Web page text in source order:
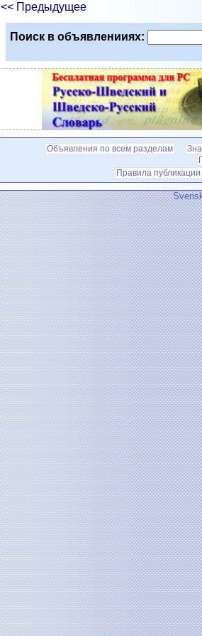
<< Предыдущее
Поиск в объявленииях:
Объявления по всем разделам
Правила публикации